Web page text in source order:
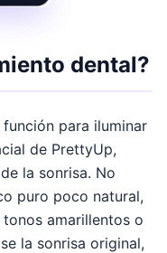
dental?
para iluminar
de PrettyUp,
la sonrisa. No
puro poco natural,
amarillentos o
la sonrisa original,